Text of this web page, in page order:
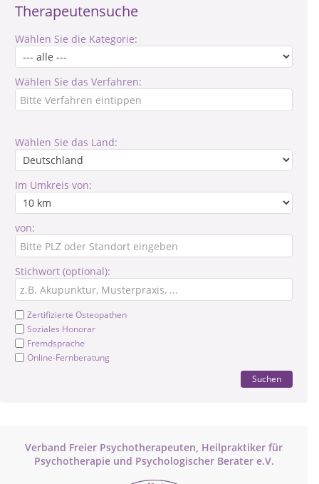
Therapeutensuche
Wählen Sie die Kategorie:
Wählen Sie das Verfahren:
Wählen Sie das Land:
Im Umkreis von:
von:
Stichwort (optional):
Zertifizierte Osteopathen
Soziales Honorar
Fremdsprache
Online-Fernberatung
Suchen
Verband Freier Psychotherapeuten, Heilpraktiker für
Psychotherapie und Psychologischer Berater e.V.